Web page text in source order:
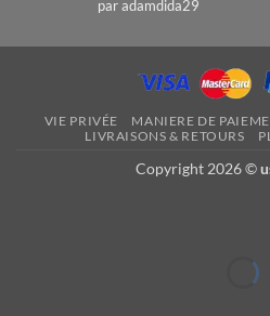
5
par adamdida29
VIE PRIVÉE MANIERE DE
LIVRAISONS & RETOURS
Copyright 2026 ©